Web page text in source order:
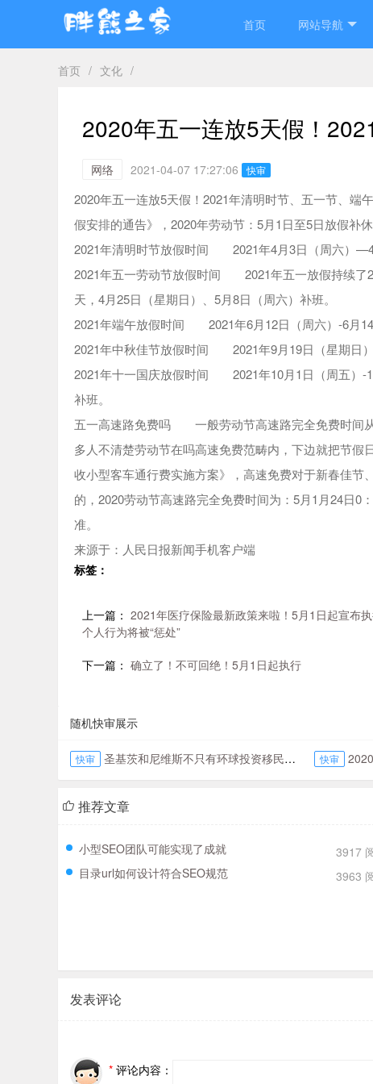
首页 网站导航
首页 / 文化 /
2020年五一连放5天假！
网络 2021-04-07 17:27:06 快审
2020年五一连放5天假！2021年清明时节、五一节、端
假安排的通告》，2020年劳动节：5月1日至5日放假补
2021年清明时节放假时间 2021年4月3日（周六）—4
2021年五一劳动节放假时间 2021年五一放假持续了
天，4月25日（星期日）、5月8日（周六）补班。
2021年端午放假时间 2021年6月12日（周六）-6月14
2021年中秋佳节放假时间 2021年9月19日（星期日）
2021年十一国庆放假时间 2021年10月1日（周五）-
补班。
五一高速路免费吗 一般劳动节高速路完全免费时间从
多人不清楚劳动节在吗高速免费范畴内，下边就把节
收小型客车通行费实施方案》，高速免费对于新春佳
的，2020劳动节高速路完全免费时间为：5月1月24日
准。
来源于：人民日报新闻手机客户端
标签：
上一篇： 2021年医疗保险最新政策来啦！5月1日起宣布
个人行为将被“惩处”
下一篇： 确立了！不可回绝！5月1日起执行
随机快审展示
快审 圣基茨和尼维斯不只有环球投资移民，还有好莱坞电影 快审 2020年
推荐文章
小型SEO团队可能实现了成就
3917
目录url如何设计符合SEO规范
3963
发表评论
* 评论内容：